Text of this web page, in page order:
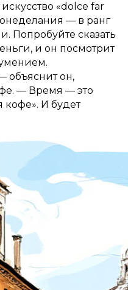
«dolce far
— в ранг
Попробуйте сказать
и он посмотрит
объяснит он,
— Время — это
кофе». И будет